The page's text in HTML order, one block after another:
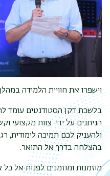
וישפרו את חוויית הלמידה
בלשכת דקן הסטודנטים עומד
הניתנים על ידי צוות מקצועי
ולהעניק לכם תמיכה לימודית,
בהצלחה בדרך אל התואר.
מוזמנות ומוזמנים לפנות אל